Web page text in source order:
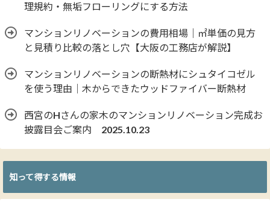
理規約・無垢フローリングにする方法
マンションリノベーションの費用相場｜㎡単価の見方
と見積り比較の落とし穴【大阪の工務店が解説】
マンションリノベーションの断熱材にシュタイコゼル
を使う理由｜木からできたウッドファイバー断熱材
西宮のHさんの家木のマンションリノベーション完成お
披露目会ご案内 2025.10.23
知って得する情報